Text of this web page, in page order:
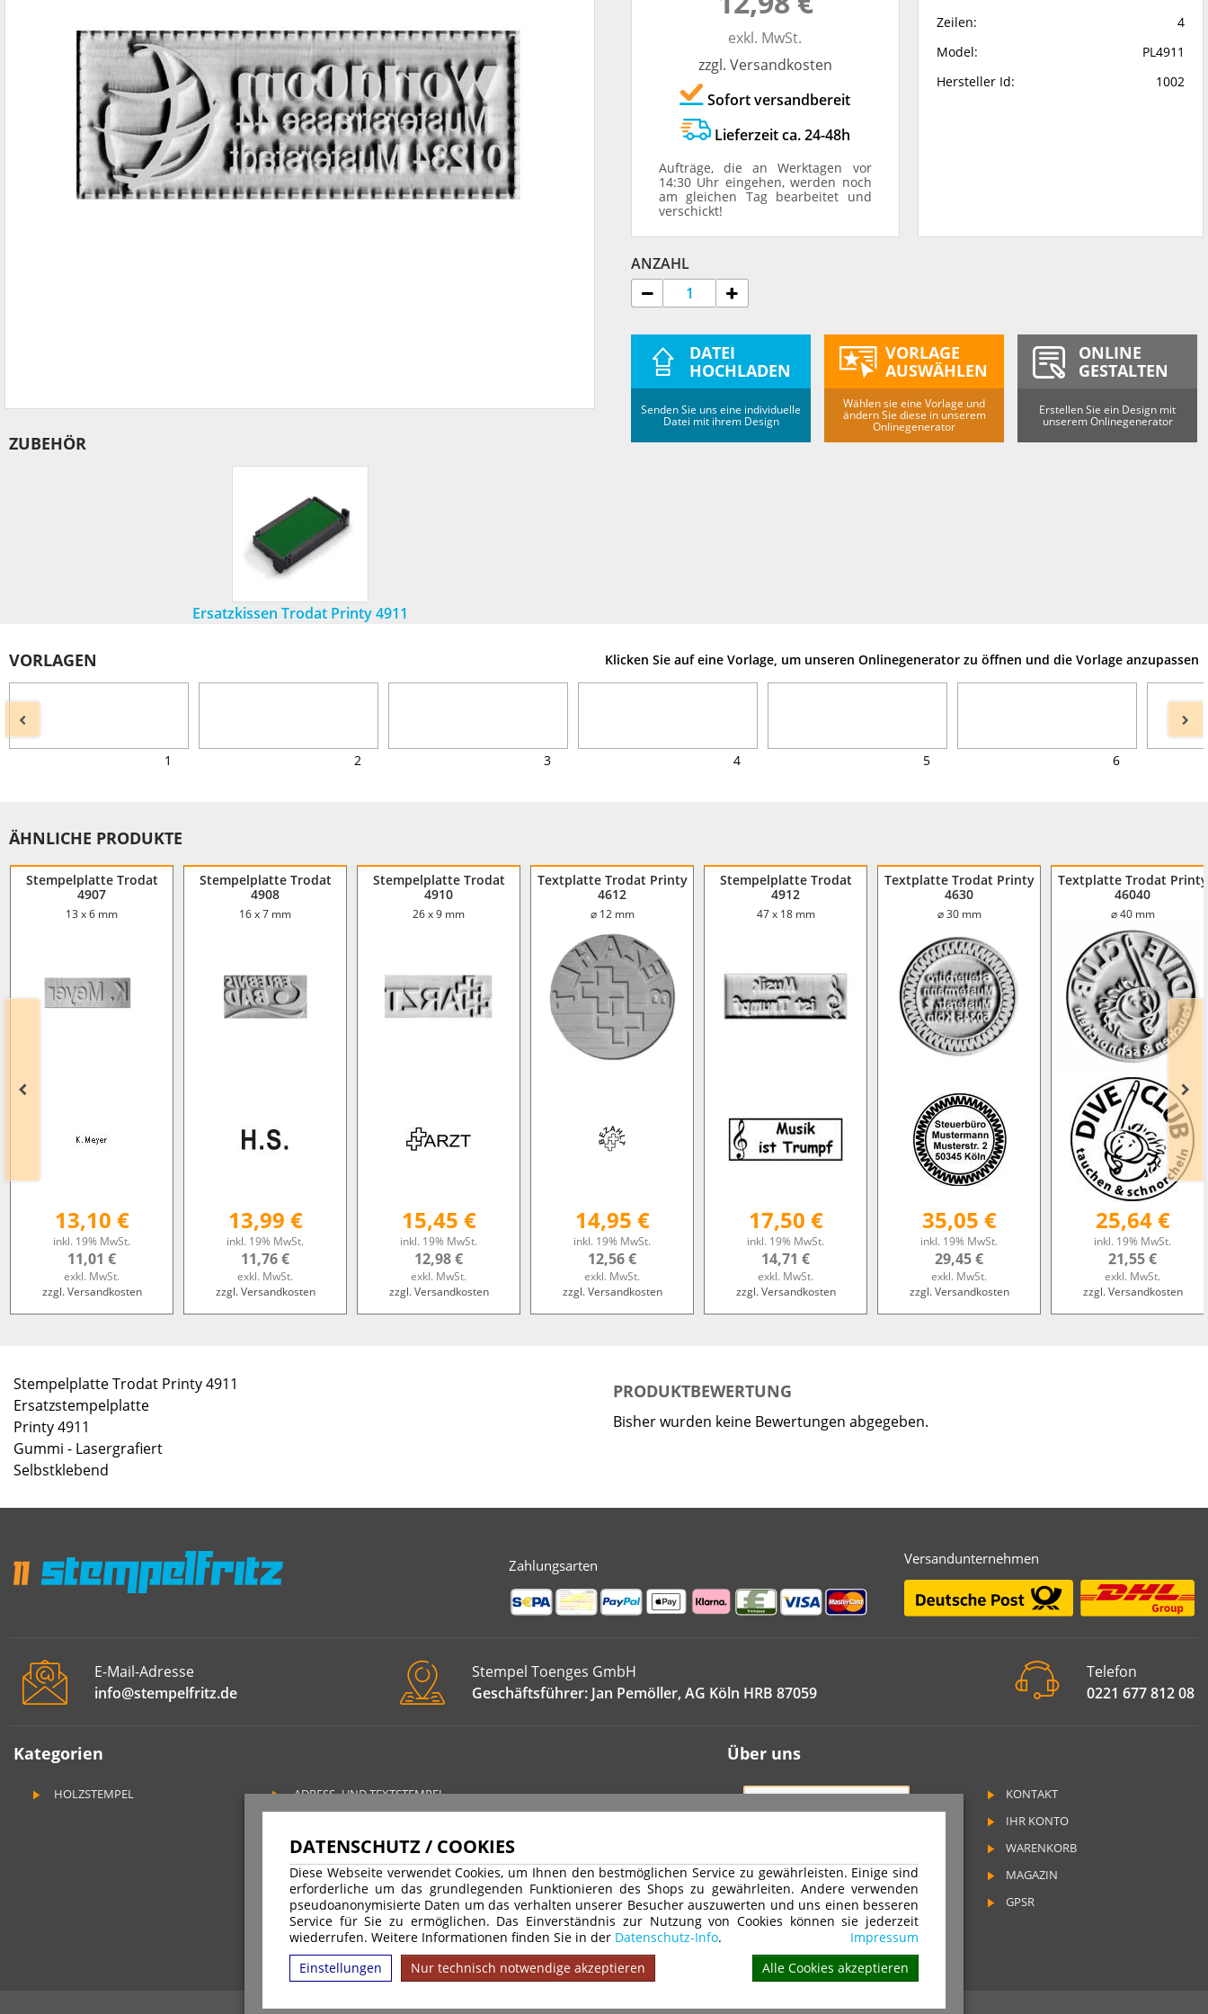
DATENSCHUTZ / COOKIES
Diese Webseite verwendet Cookies, um Ihnen den bestmöglichen Service zu gewährleisten. Einige sind
erforderliche um das grundlegenden Funktionieren des Shops zu gewährleiten. Andere verwenden
pseudoanonymisierte Daten um das verhalten unserer Besucher auszuwerten und uns einen besseren
Service für Sie zu ermöglichen. Das Einverständnis zur Nutzung von Cookies können sie jederzeit
wiederrufen. Weitere Informationen finden Sie in der Datenschutz-Info.
Impressum
Einstellungen
Nur technisch notwendige akzeptieren Alle Cookies akzeptieren
EASYPRINT LINE
PERSONALISIERTE ADRESSSTEMPEL
STEMPELFRITZ IMPRINT LINE SKYBLUE
TRODAT® CREATIVE MINI STEMPEL
TRODAT® PIXEL STAMP
ZUBEHÖR
Ersatzkissen Trodat Printy 4911
exkl. MwSt.
zzgl. Versandkosten
Sofort versandbereit
Lieferzeit ca. 24-48h
Aufträge, die an Werktagen vor
14:30 Uhr eingehen, werden noch
am gleichen Tag bearbeitet und
verschickt!
Zeilen:
4
Model:
PL4911
Hersteller Id:
1002
ANZAHL
DATEI
HOCHLADEN
Senden Sie uns eine individuelle
Datei mit ihrem Design
VORLAGE
AUSWÄHLEN
Wählen sie eine Vorlage und
ändern Sie diese in unserem
Onlinegenerator
ONLINE
GESTALTEN
Erstellen Sie ein Design mit
unserem Onlinegenerator
VORLAGEN Klicken Sie auf eine Vorlage, um unseren Onlinegenerator zu öffnen und die Vorlage anzupassen
1 2 3 4 5 6
ÄHNLICHE PRODUKTE
Stempelplatte Trodat
4907
13 x 6 mm
13,10 €
inkl. 19% MwSt.
11,01 €
exkl. MwSt.
zzgl. Versandkosten
Stempelplatte Trodat
4908
16 x 7 mm
13,99 €
inkl. 19% MwSt.
11,76 €
exkl. MwSt.
zzgl. Versandkosten
Stempelplatte Trodat
4910
26 x 9 mm
15,45 €
inkl. 19% MwSt.
12,98 €
exkl. MwSt.
zzgl. Versandkosten
Textplatte Trodat Printy
4612
⌀ 12 mm
14,95 €
inkl. 19% MwSt.
12,56 €
exkl. MwSt.
zzgl. Versandkosten
Stempelplatte Trodat
4912
47 x 18 mm
17,50 €
inkl. 19% MwSt.
14,71 €
exkl. MwSt.
zzgl. Versandkosten
Textplatte Trodat Printy
4630
⌀ 30 mm
35,05 €
inkl. 19% MwSt.
29,45 €
exkl. MwSt.
zzgl. Versandkosten
Textplatte Trodat Printy
46040
⌀ 40 mm
25,64 €
inkl. 19% MwSt.
21,55 €
exkl. MwSt.
zzgl. Versandkosten
Stempelplatte Trodat Printy 4911
Ersatzstempelplatte
Printy 4911
Gummi - Lasergrafiert
Selbstklebend
PRODUKTBEWERTUNG
Bisher wurden keine Bewertungen abgegeben.
Zahlungsarten Versandunternehmen
E-Mail-Adresse
info@stempelfritz.de
Stempel Toenges GmbH
Geschäftsführer: Jan Pemöller, AG Köln HRB 87059
Telefon
0221 677 812 08
Kategorien
HOLZSTEMPEL ADRESS- UND TEXTSTEMPEL
Über uns
VERTRAG WIDERRUFEN
WIDERRUFSRECHT
AGB
VERSAND & ZAHLUNGSARTEN
KONTAKT
IHR KONTO
WARENKORB
MAGAZIN
GPSR